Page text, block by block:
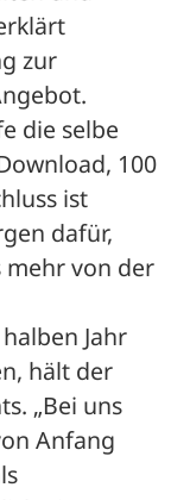
zur
die selbe
100
ist
dafür,
mehr von der
Jahr
hält der
„Bei uns
Anfang